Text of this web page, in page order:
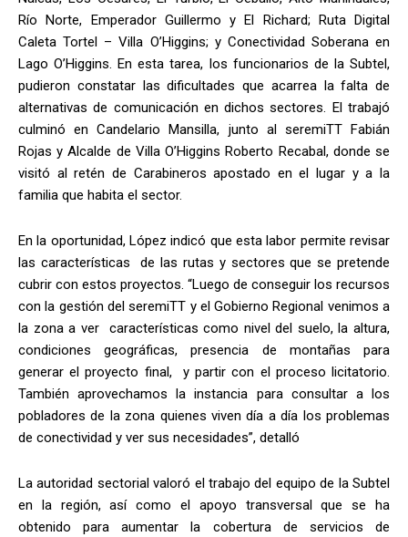
Río Norte, Emperador Guillermo y El Richard; Ruta Digital
Caleta Tortel – Villa O’Higgins; y Conectividad Soberana en
Lago O’Higgins. En esta tarea, los funcionarios de la Subtel,
pudieron constatar las dificultades que acarrea la falta de
alternativas de comunicación en dichos sectores. El trabajó
culminó en Candelario Mansilla, junto al seremiTT Fabián
Rojas y Alcalde de Villa O’Higgins Roberto Recabal, donde se
visitó al retén de Carabineros apostado en el lugar y a la
familia que habita el sector.
En la oportunidad, López indicó que esta labor permite revisar
las características de las rutas y sectores que se pretende
cubrir con estos proyectos. “Luego de conseguir los recursos
con la gestión del seremiTT y el Gobierno Regional venimos a
la zona a ver características como nivel del suelo, la altura,
condiciones geográficas, presencia de montañas para
generar el proyecto final, y partir con el proceso licitatorio.
También aprovechamos la instancia para consultar a los
pobladores de la zona quienes viven día a día los problemas
de conectividad y ver sus necesidades”, detalló
La autoridad sectorial valoró el trabajo del equipo de la Subtel
en la región, así como el apoyo transversal que se ha
obtenido para aumentar la cobertura de servicios de